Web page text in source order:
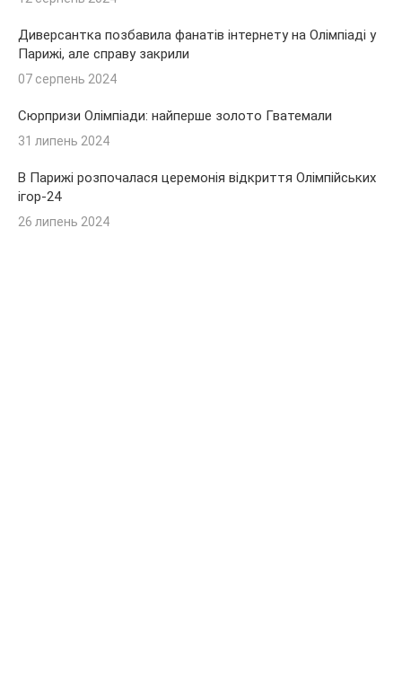
Диверсантка позбавила фанатів інтернету на Олімпіаді у
Парижі, але справу закрили
07 серпень 2024
Сюрпризи Олімпіади: найперше золото Гватемали
31 липень 2024
В Парижі розпочалася церемонія відкриття Олімпійських
ігор-24
26 липень 2024